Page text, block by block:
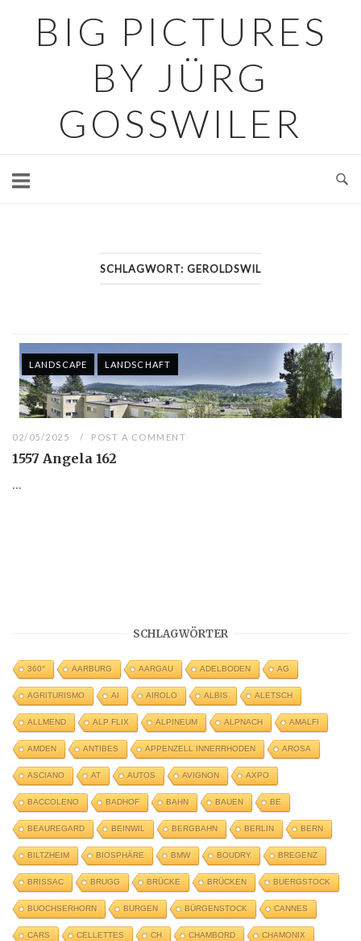
BIG PICTURES
BY JÜRG
GOSSWILER
SCHLAGWORT: GEROLDSWIL
LANDSCAPE LANDSCHAFT
02/05/2025 POST A COMMENT
1557 Angela 162
...
SCHLAGWÖRTER
360° AARBURG AARGAU ADELBODEN AG
AGRITURISMO AI AIROLO ALBIS ALETSCH
ALLMEND ALP FLIX ALPINEUM ALPNACH AMALFI
AMDEN ANTIBES APPENZELL INNERRHODEN AROSA
ASCIANO AT AUTOS AVIGNON AXPO
BACCOLENO BADHOF BAHN BAUEN BE
BEAUREGARD BEINWIL BERGBAHN BERLIN BERN
BILTZHEIM BIOSPHÄRE BMW BOUDRY BREGENZ
BRISSAC BRUGG BRÜCKE BRÜCKEN BUERGSTOCK
BUOCHSERHORN BURGEN BÜRGENSTOCK CANNES
CARS CELLETTES CH CHAMBORD CHAMONIX